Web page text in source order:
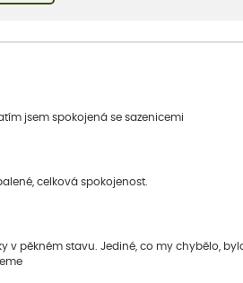
jsem spokojená se sazenicemi
celková spokojenost.
v pěkném stavu. Jediné, co my chybělo,